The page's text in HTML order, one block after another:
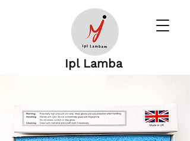
Ipl Lamba